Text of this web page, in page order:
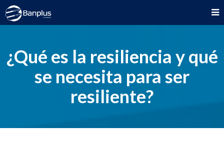
¿Qué es la resiliencia y qué
se necesita para ser
resiliente?